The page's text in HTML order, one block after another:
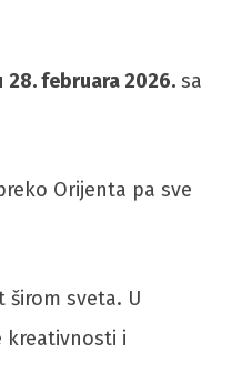
28. februara 2026. sa
Orijenta pa sve
sveta. U
kreativnosti i